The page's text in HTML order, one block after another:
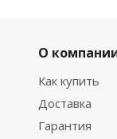
О
Как купить
Доставка
Гарантия